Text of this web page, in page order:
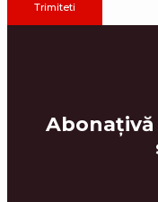
Trimiteti
Abonațiv